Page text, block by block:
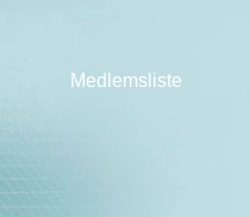
Medlemsliste